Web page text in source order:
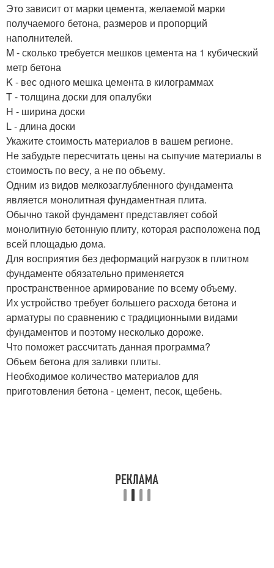
Это зависит от марки цемента, желаемой марки
получаемого бетона, размеров и пропорций
наполнителей.
M - сколько требуется мешков цемента на 1 кубический
метр бетона
K - вес одного мешка цемента в килограммах
T - толщина доски для опалубки
H - ширина доски
L - длина доски
Укажите стоимость материалов в вашем регионе.
Не забудьте пересчитать цены на сыпучие материалы в
стоимость по весу, а не по объему.
Одним из видов мелкозаглубленного фундамента
является монолитная фундаментная плита.
Обычно такой фундамент представляет собой
монолитную бетонную плиту, которая расположена под
всей площадью дома.
Для восприятия без деформаций нагрузок в плитном
фундаменте обязательно применяется
пространственное армирование по всему объему.
Их устройство требует большего расхода бетона и
арматуры по сравнению с традиционными видами
фундаментов и поэтому несколько дороже.
Что поможет рассчитать данная программа?
Объем бетона для заливки плиты.
Необходимое количество материалов для
приготовления бетона - цемент, песок, щебень.